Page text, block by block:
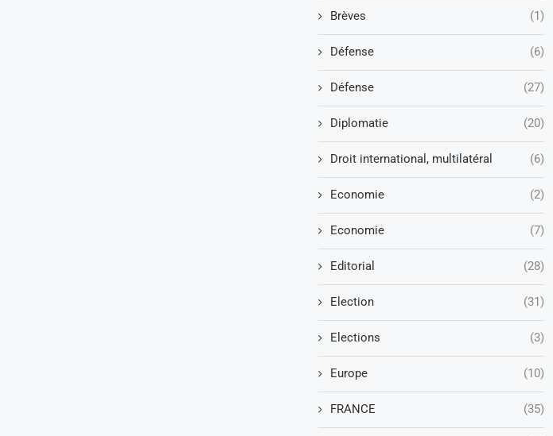
Brèves (1)
Défense (6)
Défense (27)
Diplomatie (20)
Droit international, multilatéral (6)
Economie (2)
Economie (7)
Editorial (28)
Election (31)
Elections (3)
Europe (10)
FRANCE (35)